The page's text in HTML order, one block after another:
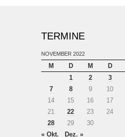
TERMINE
NOVEMBER 2022
M D M D
1
2 3
7
8 9 10
14
15 16 17
21
22 23 24
28
29
30
« Okt.
Dez. »